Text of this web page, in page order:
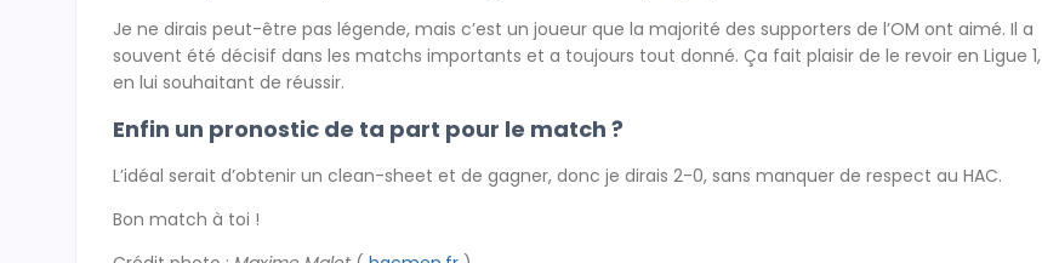
Je ne dirais peut-être pas légende, mais c’est un joueur que la majorité des supporters de l’OM ont aimé. Il a
souvent été décisif dans les matchs importants et a toujours tout donné. Ça fait plaisir de le revoir en Ligue 1,
en lui souhaitant de réussir.
Enfin un pronostic de ta part pour le match ?
L’idéal serait d’obtenir un clean-sheet et de gagner, donc je dirais 2-0, sans manquer de respect au HAC.
Bon match à toi !